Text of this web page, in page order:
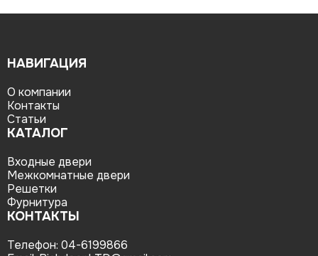
НАВИГАЦИЯ
О компании
Контакты
Статьи
КАТАЛОГ
Входные двери
Межкомнатные двери
Решетки
Фурнитура
КОНТАКТЫ
Телефон: 04-6199866